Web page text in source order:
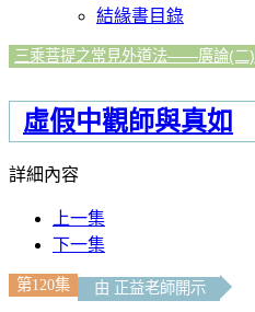
結緣書目錄
三乘菩提之常見外道法——廣論(二)
虛假中觀師與真如
詳細內容
上一集
下一集
第120集 由 正益老師開示